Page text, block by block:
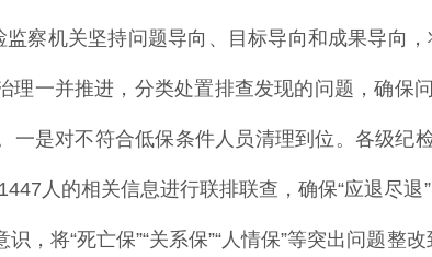
监察机关坚持问题导向、目标导向和成果导向
一并推进，分类处置排查发现的问题，确保
一是对不符合低保条件人员清理到位。各级纪
人的相关信息进行联排联查，确保“应退尽退
，将“死亡保”“关系保”“人情保”等突出问题整